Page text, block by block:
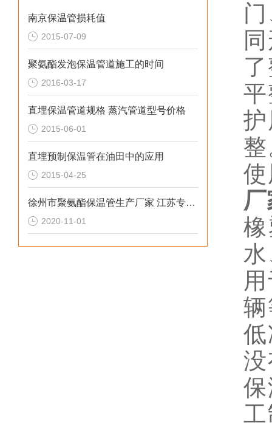
南京保温管损耗值
2015-07-09
聚氨酯发泡保温管道施工的时间
2016-03-17
直埋保温管道规格 蒸汽管道型号价格
2015-06-01
直埋预制保温管在油田中的应用
2015-04-25
徐州市聚氨酯保温管生产厂家 江苏专业防腐保温材料
2020-11-01